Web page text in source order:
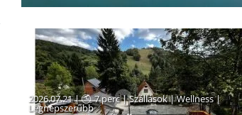
2026.07.21 | 7 perc|Szállások|Wellness|
Legnépszerűbb